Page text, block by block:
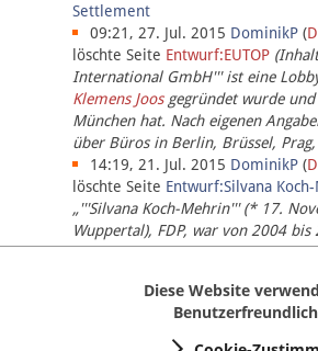
ImpressumSettlement
09:21, 27. Jul. 2015 DominikP (
löschte Seite Entwurf:EUTOP
International GmbH''' ist eine
Klemens Joosgegründet wurde
München hat. Nach eigenen
über Büros in Berlin, Brüssel,
14:19, 21. Jul. 2015 DominikP (
löschte Seite Entwurf:Silvana
„'''Silvana Koch-Mehrin''' (* 17.
Wuppertal), FDP, war von 2004
Europäischen Parlaments, seit
Diese Website